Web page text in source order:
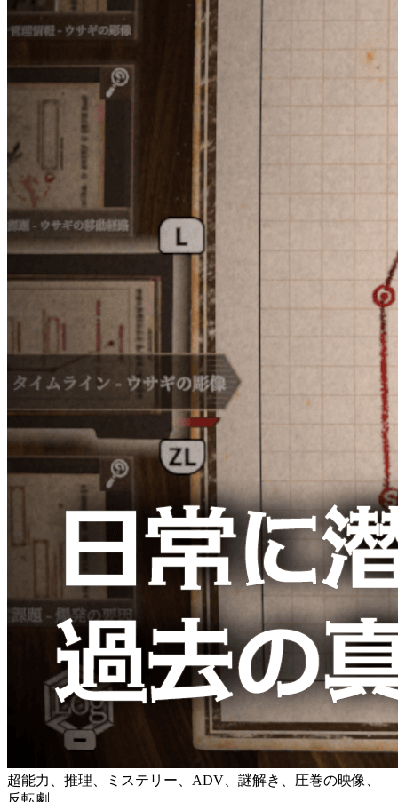
超能力、推理、ミステリー、ADV、謎解き、圧巻の映像、